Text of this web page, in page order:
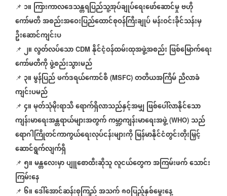
📌 ၁။ ကြားကာလဒေသန္တရပြည်သူ့အုပ်ချုပ်ရေးဖော်ဆောင်မှုဗဟို
ကော်မတီအစည်းအဝေးပြည်ထောင်စုဝန်ကြီးချုပ်မန်းဝင်းခိုင်သန်းမှ
ဦးဆောင်ကျင်းပ
📌 ၂။လွတ်လပ်သော CDM နိုင်ငံ့ဝန်ထမ်းထုအဖွဲ့အစည်း ဖြစ်မြောက်ရေး
ကော်မတီကိုဖွဲ့စည်းသွားမည်
📌 ၃။မွန်ပြည်ဖက်ဒရယ်ကောင်စီ (MSFC) တတိယအကြိမ်ညီလာခံ
ကျင်းပမည်
📌 ၄။မုတ်သုံမိုးရာသီရောက်ရှိလာသည်နှင့်အမျှဖြစ်ပေါ်လာနိုင်သော
ကျန်းမာရေးအန္တရာယ်များအတွက်ကမ္ဘာ့ကျန်းမာရေးအဖွဲ့ (WHO) သည်
ရောဂါကြိုတင်ကာကွယ်ရေးလုပ်ငန်းများကိုမြန်မာနိုင်ငံတွင်းတိုးမြှင့်
ဆောင်ရွက်လျက်ရှိ
📌 ၅။မန္တလေးမှာပျူစောထီးဆိုသူလူငယ်တွေကအကြမ်းဖက်သောင်း
ကြမ်းနေ
📌 ၆။ဒေါ်အောင်ဆန်းစုကြည်အသက်၈၀ပြည့်နှစ်မွေးနေ့